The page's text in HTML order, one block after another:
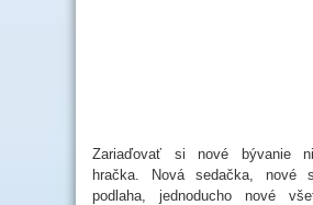
Zariaďovať si nové bývanie
hračka. Nová sedačka, nové
podlaha, jednoducho nové